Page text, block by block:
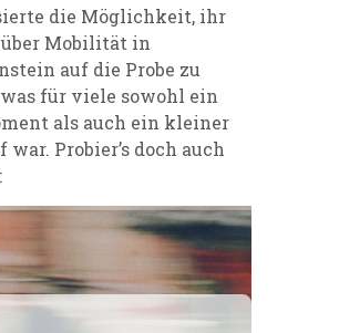
die Möglichkeit, ihr
Mobilität in
auf die Probe zu
für viele sowohl ein
als auch ein kleiner
war. Probier’s doch auch